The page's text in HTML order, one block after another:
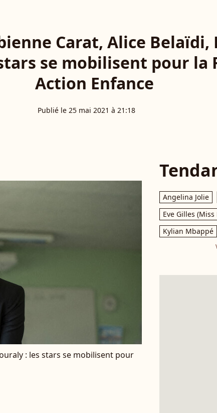
Carat, Alice Belaïdi,
se mobilisent pour la
Action Enfance
Publié le 25 mai 2021 à 21:18
: les stars se mobilisent pour
Angelina Jolie
Eve Gilles
Kylian Mbappé